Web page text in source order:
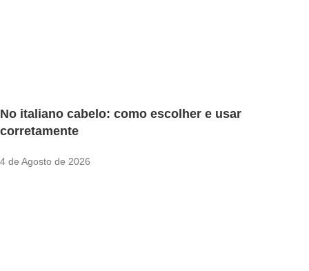
No italiano cabelo: como escolher e usar
corretamente
4 de Agosto de 2026